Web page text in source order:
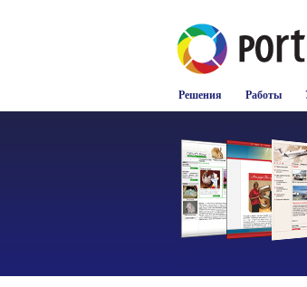
Решения Работы